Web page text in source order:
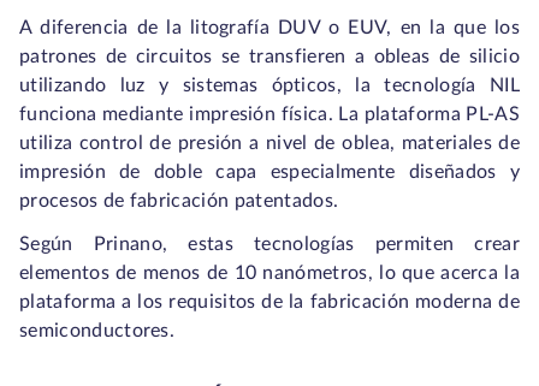
A diferencia de la litografía DUV o EUV, en la que los
patrones de circuitos se transfieren a obleas de silicio
utilizando luz y sistemas ópticos, la tecnología NIL
funciona mediante impresión física. La plataforma PL-AS
utiliza control de presión a nivel de oblea, materiales de
impresión de doble capa especialmente diseñados y
procesos de fabricación patentados.
Según Prinano, estas tecnologías permiten crear
elementos de menos de 10 nanómetros, lo que acerca la
plataforma a los requisitos de la fabricación moderna de
semiconductores.